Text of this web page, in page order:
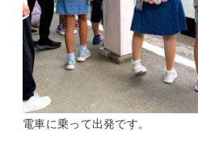
電車に乗って出発です。